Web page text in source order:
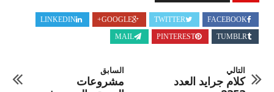
FACEBOOK
TWITTER
GOOGLE+
LINKEDIN
TUMBLR
PINTEREST
MAIL
السابق
مشروعات
التالي
كلام جرايد العدد